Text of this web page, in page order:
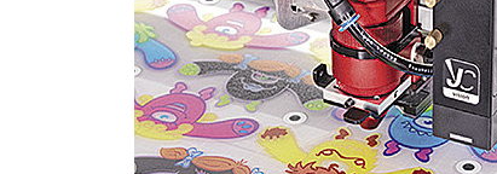
Росстат опубликовал
объёмах
производства в
полугодие 2026 года
Круглый стол на